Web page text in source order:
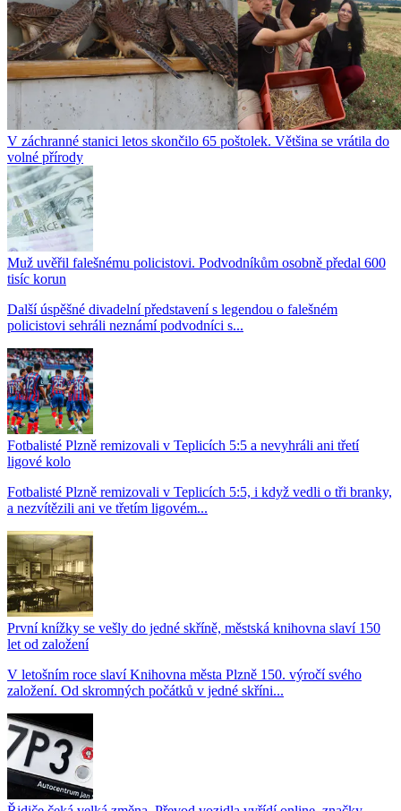
V záchranné stanici letos skončilo 65 poštolek. Většina se vrátila do
volné přírody
Muž uvěřil falešnému policistovi. Podvodníkům osobně předal 600
tisíc korun
Další úspěšné divadelní představení s legendou o falešném
policistovi sehráli neznámí podvodníci s...
Fotbalisté Plzně remizovali v Teplicích 5:5 a nevyhráli ani třetí
ligové kolo
Fotbalisté Plzně remizovali v Teplicích 5:5, i když vedli o tři branky,
a nezvítězili ani ve třetím ligovém...
První knížky se vešly do jedné skříně, městská knihovna slaví 150
let od založení
V letošním roce slaví Knihovna města Plzně 150. výročí svého
založení. Od skromných počátků v jedné skříni...